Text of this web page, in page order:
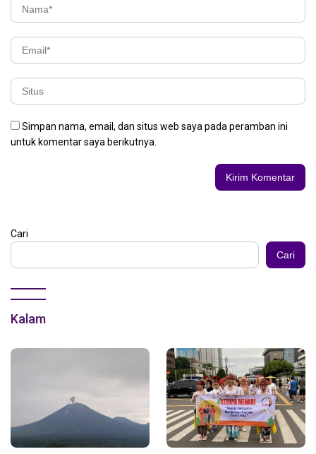
Simpan nama, email, dan situs web saya pada peramban ini
untuk komentar saya berikutnya.
Cari
Cari
Kalam